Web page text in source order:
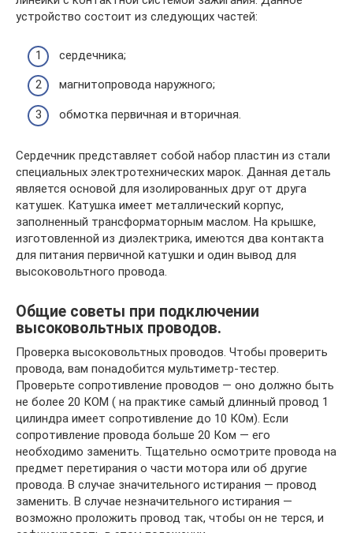
устройство состоит из следующих частей:
сердечника;
магнитопровода наружного;
обмотка первичная и вторичная.
Сердечник представляет собой набор пластин из стали
специальных электротехнических марок. Данная деталь
является основой для изолированных друг от друга
катушек. Катушка имеет металлический корпус,
заполненный трансформаторным маслом. На крышке,
изготовленной из диэлектрика, имеются два контакта
для питания первичной катушки и один вывод для
высоковольтного провода.
Общие советы при подключении
высоковольтных проводов.
Проверка высоковольтных проводов. Чтобы проверить
провода, вам понадобится мультиметр-тестер.
Проверьте сопротивление проводов — оно должно быть
не более 20 КОМ ( на практике самый длинный провод 1
цилиндра имеет сопротивление до 10 КОм). Если
сопротивление провода больше 20 Ком — его
необходимо заменить. Тщательно осмотрите провода на
предмет перетирания о части мотора или об другие
провода. В случае значительного истирания — провод
заменить. В случае незначительного истирания —
возможно проложить провод так, чтобы он не терся, и